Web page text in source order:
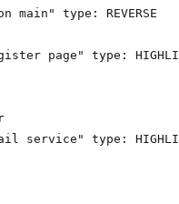
main" type: REVERSE
page" type:
service" type: